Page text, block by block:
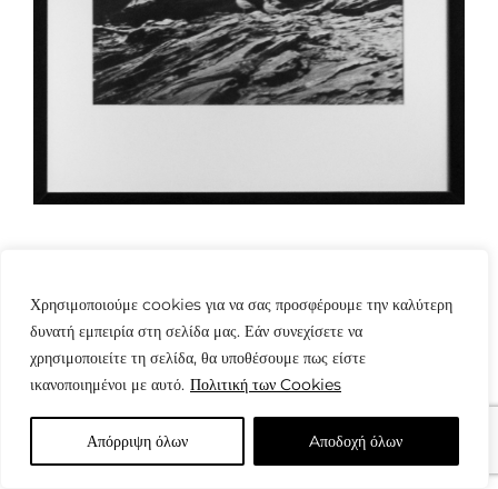
Χρησιμοποιούμε cookies για να σας προσφέρουμε την καλύτερη
δυνατή εμπειρία στη σελίδα μας. Εάν συνεχίσετε να
χρησιμοποιείτε τη σελίδα, θα υποθέσουμε πως είστε
ικανοποιημένοι με αυτό. Πολιτική των Cookies
Απόρριψη όλων Aποδοχή όλων
© Copyright: www.fotografes.gr - Δαμιανός Μωραΐτης